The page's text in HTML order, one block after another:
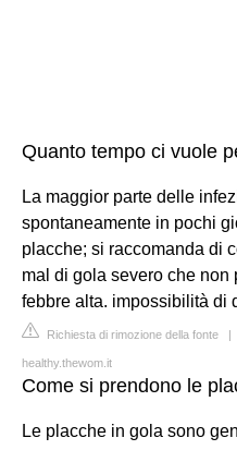
Quanto tempo ci vuole
La maggior parte delle
spontaneamente in pochi
placche; si raccomanda di
mal di gola severo che non
febbre alta. impossibilità di
Richiesta di rimozione della fonte |
healthy.thewom.it
Come si prendono le
Le placche in gola sono